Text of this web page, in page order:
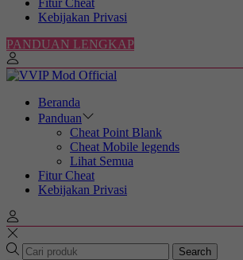
Kebijakan Privasi
PANDUAN LENGKAP
Beranda
Panduan
Cheat Point Blank
Cheat Mobile legends
Lihat Semua
Fitur Cheat
Kebijakan Privasi
Search